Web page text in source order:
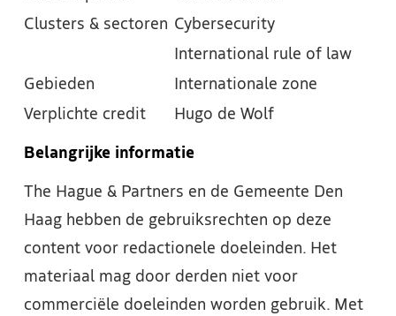
Clusters & sectoren Cybersecurity
International rule of law
Gebieden
Internationale zone
Verplichte credit
Hugo de Wolf
Belangrijke informatie
The Hague & Partners en de Gemeente Den
Haag hebben de gebruiksrechten op deze
content voor redactionele doeleinden. Het
materiaal mag door derden niet voor
commerciële doeleinden worden gebruik. Met